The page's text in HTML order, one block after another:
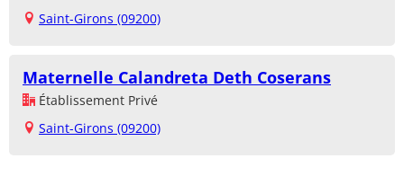
Saint-Girons (09200)
Maternelle Calandreta Deth Coserans
Établissement Privé
Saint-Girons (09200)